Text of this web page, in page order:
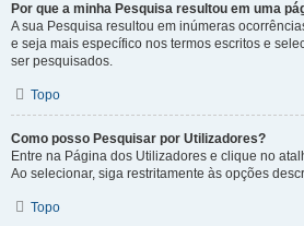
Por que a minha Pesquisa resultou em uma
A sua Pesquisa resultou em inúmeras
e seja mais específico nos termos escritos e
ser pesquisados.
Topo
Como posso Pesquisar por Utilizadores?
Entre na Página dos Utilizadores e clique no
Ao selecionar, siga restritamente às opções
Topo